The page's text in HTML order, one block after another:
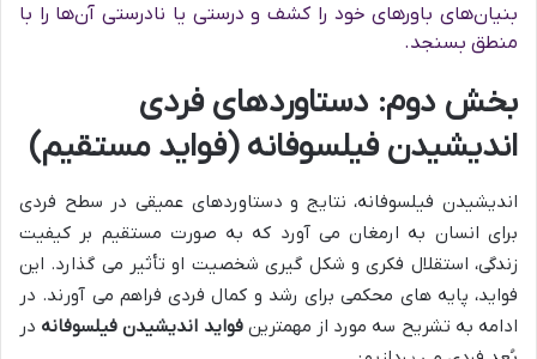
بنیان‌های باورهای خود را کشف و درستی یا نادرستی آن‌ها را با
منطق بسنجد.
بخش دوم: دستاوردهای فردی
اندیشیدن فیلسوفانه (فواید مستقیم)
اندیشیدن فیلسوفانه، نتایج و دستاوردهای عمیقی در سطح فردی
برای انسان به ارمغان می آورد که به صورت مستقیم بر کیفیت
زندگی، استقلال فکری و شکل گیری شخصیت او تأثیر می گذارد. این
فواید، پایه های محکمی برای رشد و کمال فردی فراهم می آورند. در
ادامه به تشریح سه مورد از مهمترینفواید اندیشیدن فیلسوفانه در